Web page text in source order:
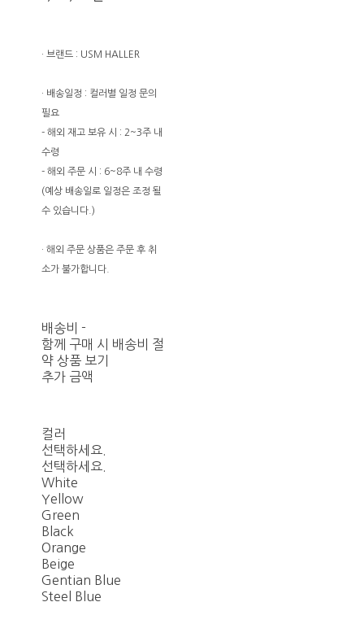
· 브랜드 : USM HALLER
· 배송일정 : 컬러별 일정 문의
필요
- 해외 재고 보유 시 : 2~3주 내
수령
- 해외 주문 시 : 6~8주 내 수령
(예상 배송일로 일정은 조정 될
수 있습니다.)
· 해외 주문 상품은 주문 후 취
소가 불가합니다.
배송비 -
함께 구매 시 배송비 절
약 상품 보기
추가 금액
컬러
선택하세요.
선택하세요.
White
Yellow
Green
Black
Orange
Beige
Gentian Blue
Steel Blue